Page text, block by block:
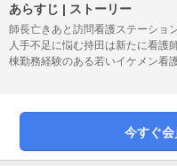
あらすじ | ストーリー
師長亡きあと訪問看護ステーショ
人手不足に悩む持田は新たに看護
棟勤務経験のある若いイケメン
今すぐ